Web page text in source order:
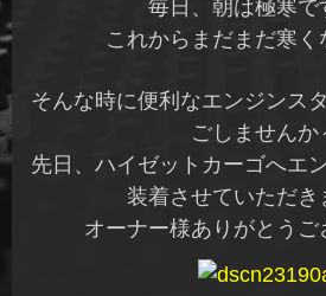
毎日、朝は極寒で
これからまだまだ寒く
そんな時に便利なエンジンス
ごしませんか
先日、ハイゼットカーゴへエ
装着させていただき
オーナー様ありがとう